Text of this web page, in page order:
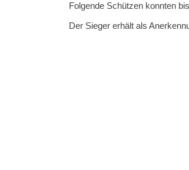
Folgende Schützen konnten
Der Sieger erhält als